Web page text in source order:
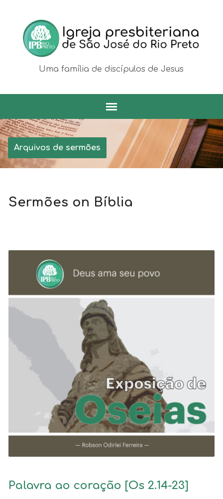
Uma família de discípulos de Jesus
Arquivos de sermões
Sermões on Bíblia
Palavra ao coração [Os 2.14-23]